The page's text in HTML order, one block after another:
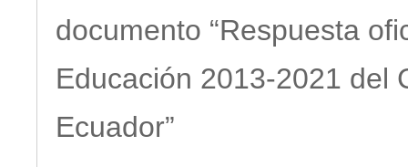
documento “Respuesta
Educación 2013-2021 del
Ecuador”